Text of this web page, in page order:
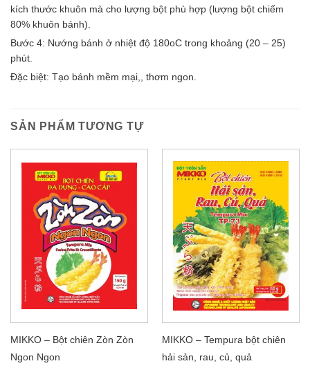
kích thước khuôn mà cho lượng bột phù hợp (lượng bột chiếm
80% khuôn bánh).
Bước 4: Nướng bánh ở nhiệt độ 180oC trong khoảng (20 – 25)
phút.
Đặc biệt: Tạo bánh mềm mại,, thơm ngon.
SẢN PHẨM TƯƠNG TỰ
MIKKO – Bột chiên Zòn Zòn
Ngon Ngon
MIKKO – Tempura bột chiên
hải sản, rau, củ, quả